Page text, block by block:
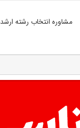
مشاوره انتخاب رشته ارشد